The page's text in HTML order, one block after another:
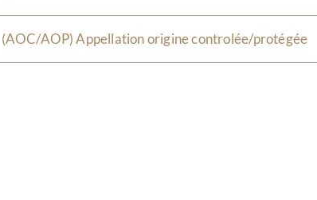
(AOC/AOP) Appellation origine controlée/protégée